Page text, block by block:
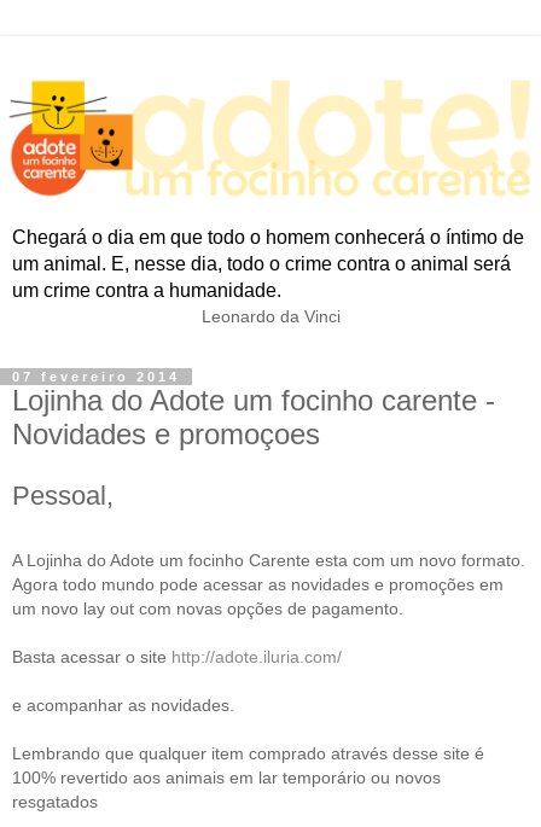
Chegará o dia em que todo o homem conhecerá o íntimo de
um animal. E, nesse dia, todo o crime contra o animal será
um crime contra a humanidade.
Leonardo da Vinci
07 fevereiro 2014
Lojinha do Adote um focinho carente -
Novidades e promoçoes
Pessoal,
A Lojinha do Adote um focinho Carente esta com um novo formato.
Agora todo mundo pode acessar as novidades e promoções em
um novo lay out com novas opções de pagamento.
Basta acessar o site http://adote.iluria.com/
e acompanhar as novidades.
Lembrando que qualquer item comprado através desse site é
100% revertido aos animais em lar temporário ou novos
resgatados